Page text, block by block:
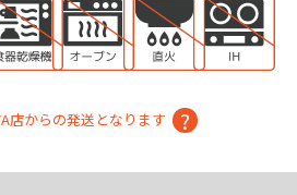
店からの発送となります